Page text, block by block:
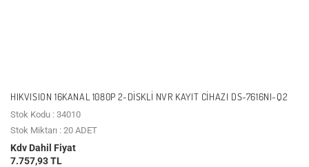
HIKVISION 16KANAL 1080P 2-DISKLI NVR KAYIT CIHAZI DS-7616NI-Q2
Stok Kodu : 34010
Stok Miktarı : 20 ADET
Kdv Dahil Fiyat
7.757,93 TL